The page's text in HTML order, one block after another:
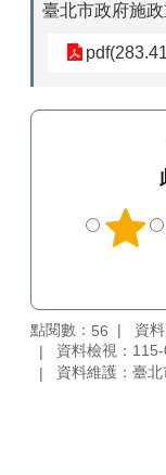
臺北市政府施
點閱數： 56
資
資料檢視：
資料維護：臺